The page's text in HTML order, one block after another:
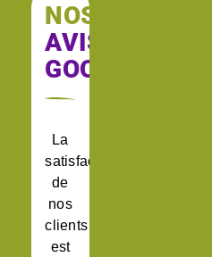
NOS
AVIS
GOOGLE
La
satisfaction
de
nos
clients
est